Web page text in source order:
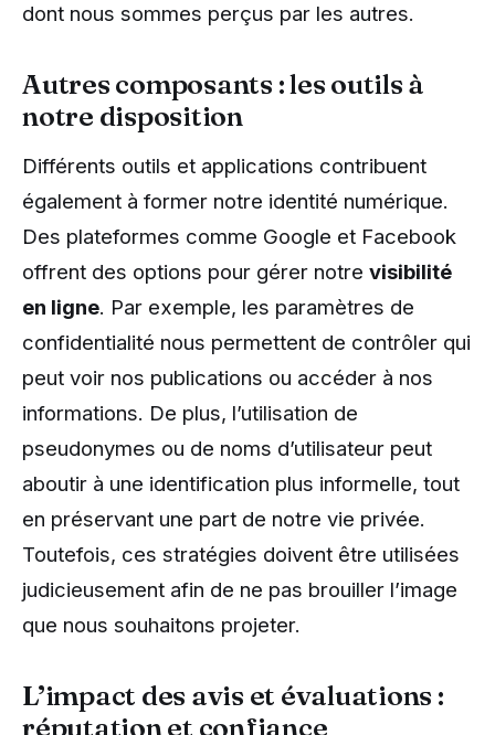
dont nous sommes perçus par les autres.
Autres composants : les outils à
notre disposition
Différents outils et applications contribuent
également à former notre identité numérique.
Des plateformes comme Google et Facebook
offrent des options pour gérer notre visibilité
en ligne. Par exemple, les paramètres de
confidentialité nous permettent de contrôler qui
peut voir nos publications ou accéder à nos
informations. De plus, l’utilisation de
pseudonymes ou de noms d’utilisateur peut
aboutir à une identification plus informelle, tout
en préservant une part de notre vie privée.
Toutefois, ces stratégies doivent être utilisées
judicieusement afin de ne pas brouiller l’image
que nous souhaitons projeter.
L’impact des avis et évaluations :
réputation et confiance